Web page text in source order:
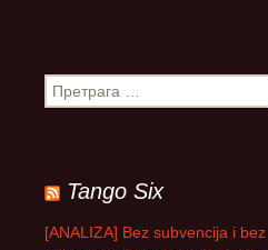
П
р
а
г
Tango Six
[ANALIZA] Bez subvencija i bez